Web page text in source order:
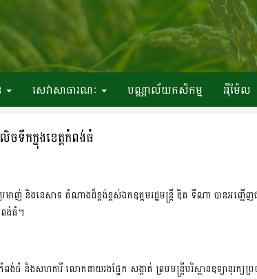
សេវាសាធារណៈ បណ្ណាល័យកសិកម្ម អ៉ីម៉ែល
ចទឹកក្នុងខេត្តកំពង់ធំ
ប្រមាញ់ និងនេសាទ តំណាងដ៏ខ្ពង់ខ្ពស់ឯកឧត្ដមរដ្ឋមន្ត្រី ឌិត ទីណា បាន
ពង់ធំ។
ង់ធំ និងសហការី លោកនាយរងផ្នែក សង្កាត់ ព្រមមន្ត្រីបរិស្ថានឧទ្យានុរ